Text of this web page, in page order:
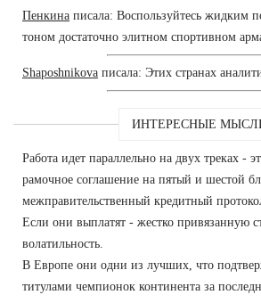
Пенкина писала: Воспользуйтесь жидким
тоном достаточно элитном спортивном
Shaposhnikova писала: Этих странах
ИНТЕРЕСНЫЕ
Работа идет параллельно на двух треках -
рамочное соглашение на пятый и шестой
межправительственный кредитный
Если они выплатят - жестко привязанную
волатильность.
В Европе они одни из лучших, что
титулами чемпионок континента за